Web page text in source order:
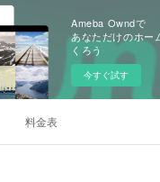
Ameba Owndで
あなただけのホー
くろう
今すぐ試す
料金表